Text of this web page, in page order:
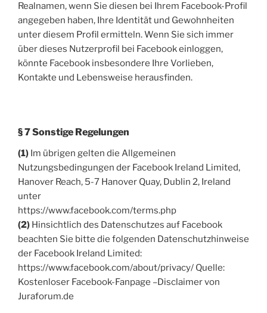
Realnamen, wenn Sie diesen bei Ihrem Facebook-Profil
angegeben haben, Ihre Identität und Gewohnheiten
unter diesem Profil ermitteln. Wenn Sie sich immer
über dieses Nutzerprofil bei Facebook einloggen,
könnte Facebook insbesondere Ihre Vorlieben,
Kontakte und Lebensweise herausfinden.
§ 7 Sonstige Regelungen
(1) Im übrigen gelten die Allgemeinen
Nutzungsbedingungen der Facebook Ireland Limited,
Hanover Reach, 5-7 Hanover Quay, Dublin 2, Ireland
unter
https://www.facebook.com/terms.php
(2) Hinsichtlich des Datenschutzes auf Facebook
beachten Sie bitte die folgenden Datenschutzhinweise
der Facebook Ireland Limited:
https://www.facebook.com/about/privacy/ Quelle:
Kostenloser Facebook-Fanpage –Disclaimer von
Juraforum.de